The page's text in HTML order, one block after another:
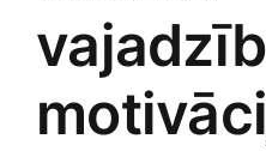
TV un Sadzīves tehnika
Zoo preces